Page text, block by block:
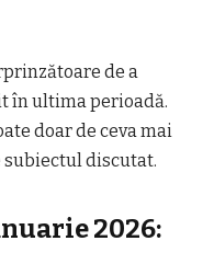
de a
în ultima perioadă.
doar de ceva mai
discutat.
2026: